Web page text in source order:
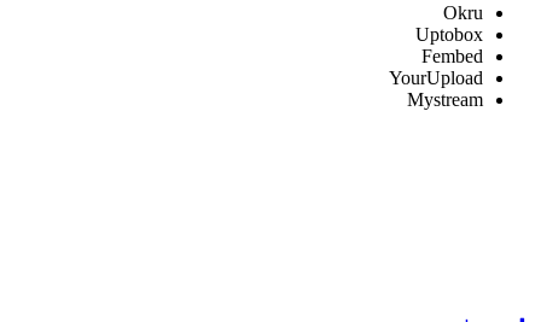
Okru
Uptobox
Fembed
YourUpload
Mystream